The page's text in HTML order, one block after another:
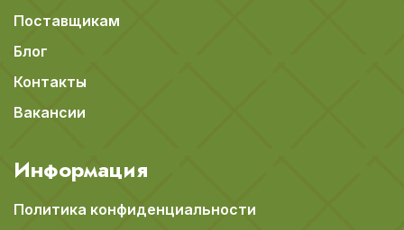
Поставщикам
Блог
Контакты
Вакансии
Информация
Политика конфиденциальности